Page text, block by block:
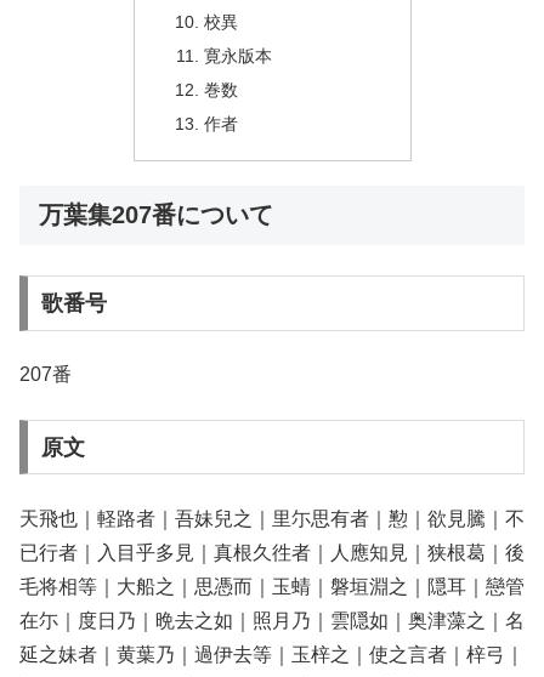
校異
寛永版本
巻数
作者
万葉集207番について
歌番号
207番
原文
天飛也｜軽路者｜吾妹兒之｜里尓思有者｜懃｜欲見騰｜不
已行者｜入目乎多見｜真根久徃者｜人應知見｜狭根葛｜後
毛将相等｜大船之｜思憑而｜玉蜻｜磐垣淵之｜隠耳｜戀管
在尓｜度日乃｜晩去之如｜照月乃｜雲隠如｜奥津藻之｜名
延之妹者｜黄葉乃｜過伊去等｜玉梓之｜使之言者｜梓弓｜